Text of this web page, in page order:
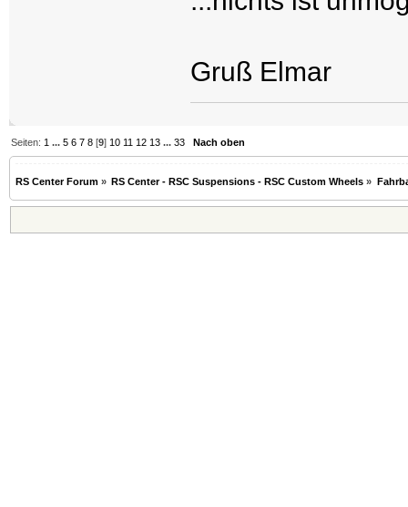
Gruß Elmar
Seiten: 1 ...5 6 7 8 [9] 10 11 12 13 ...33 Nach oben
RS Center Forum » RS Center - RSC Suspensions - RSC Custom Wheels »